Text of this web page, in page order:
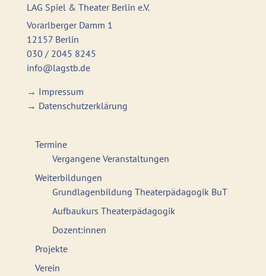
LAG Spiel & Theater Berlin e.V.
Vorarlberger Damm 1
12157 Berlin
030 / 2045 8245
info@lagstb.de
→ Impressum
→ Datenschutzerklärung
Termine
Vergangene Veranstaltungen
Weiterbildungen
Grundlagenbildung Theaterpädagogik BuT
Aufbaukurs Theaterpädagogik
Dozent:innen
Projekte
Verein